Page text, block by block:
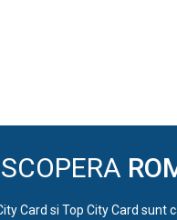
Card si Top City Card